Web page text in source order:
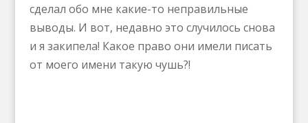
сделал обо мне какие-то неправильные
выводы. И вот, недавно это случилось снова
и я закипела! Какое право они имели писать
от моего имени такую чушь?!